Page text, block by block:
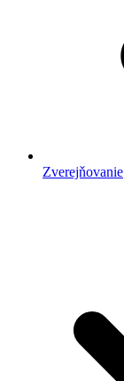
Zverejňovanie